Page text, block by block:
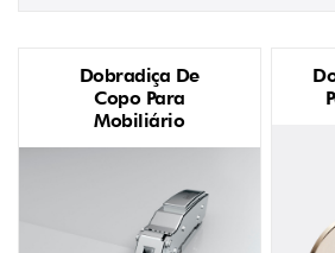
Dobradiça De
Copo Para
Mobiliário